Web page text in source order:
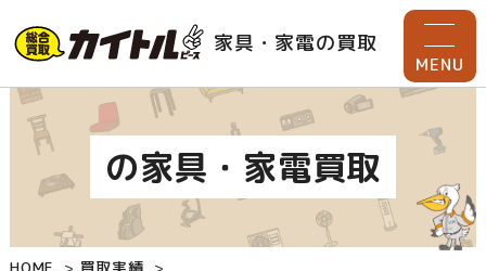
家具・家電の買取
MENU
の家具・家電買取